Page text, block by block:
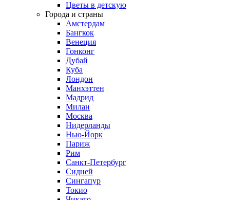
Цветы в детскую
Города и страны
Амстердам
Бангкок
Венеция
Гонконг
Дубай
Куба
Лондон
Манхэттен
Мадрид
Милан
Москва
Нидерланды
Нью-Йорк
Париж
Рим
Санкт-Петербург
Сидней
Сингапур
Токио